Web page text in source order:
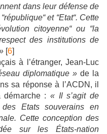
dans leur défense de
et “Etat“. Cette
citoyenne“ ou “la
des institutions de
[6]
à l’étranger, Jean-Luc
diplomatique » de la
sa réponse à l’ACDN, il
démarche : « Il s’agit de
Etats souverains en
Cette conception des
sur les États-nation